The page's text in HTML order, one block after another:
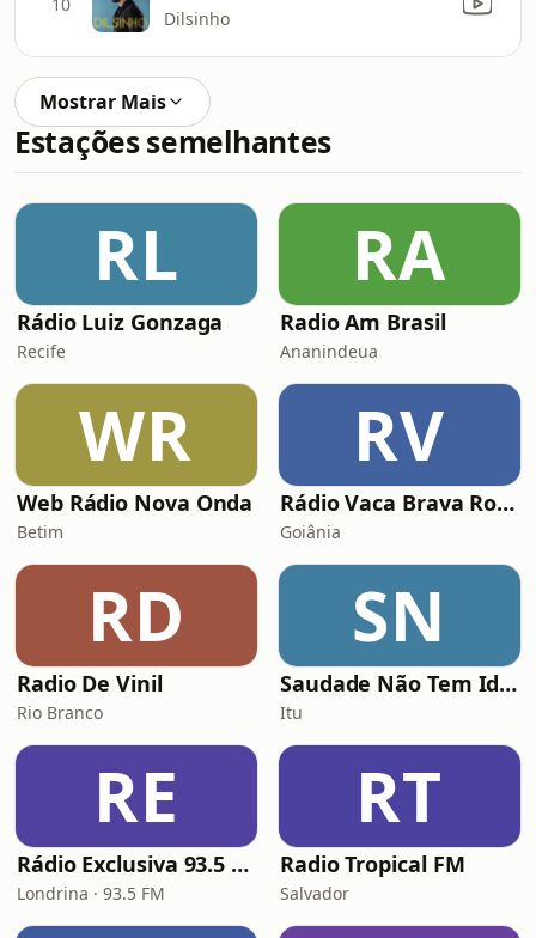
Dilsinho
Mostrar Mais
Estações semelhantes
RL
Rádio Luiz Gonzaga
Recife
RA
Radio Am Brasil
Ananindeua
WR
Web Rádio Nova Onda
Betim
RV
Rádio Vaca Brava Rock
Goiânia
RD
Radio De Vinil
Rio Branco
SN
Saudade Não Tem Idade
Itu
RE
Rádio Exclusiva 93.5 FM
Londrina · 93.5 FM
RT
Radio Tropical FM
Salvador